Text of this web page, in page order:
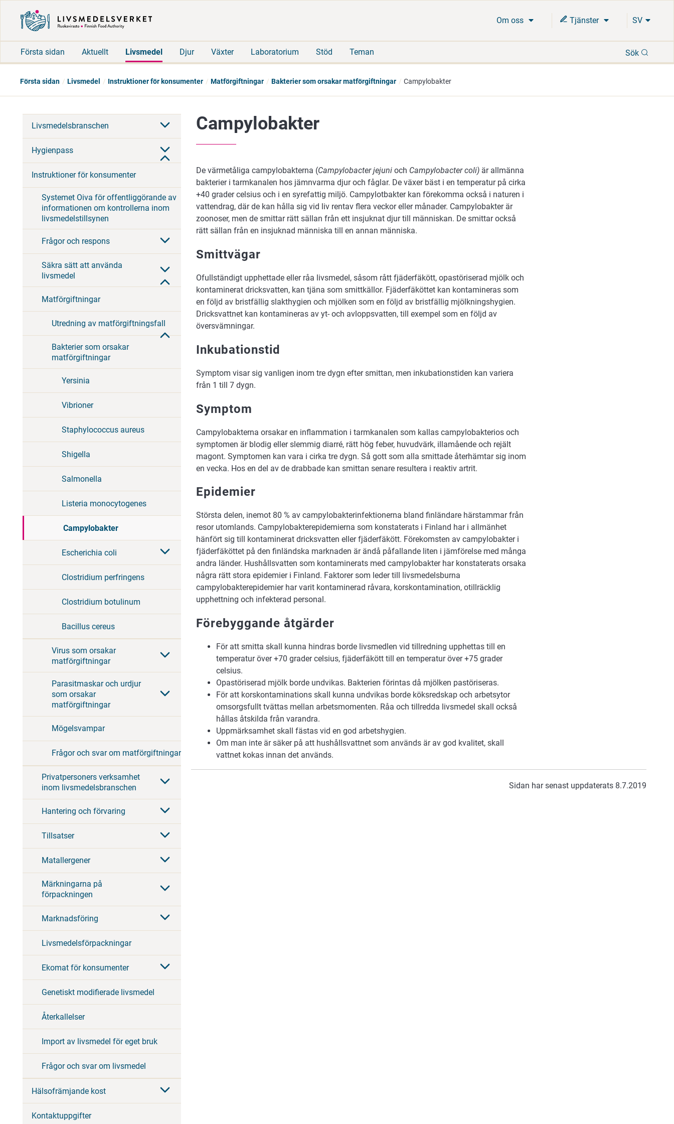
Om oss Tjänster SV
Första sidan Aktuellt Livsmedel Djur Växter Laboratorium Stöd Teman Sök
Första sidan Livsmedel Instruktioner för konsumenter Matförgiftningar Bakterier som orsakar matförgiftningar Campylobakter
Livsmedelsbranschen
Hygienpass
Instruktioner för konsumenter
Systemet Oiva för offentliggörande av
informationen om kontrollerna inom
livsmedelstillsynen
Frågor och respons
Säkra sätt att använda
livsmedel
Matförgiftningar
Utredning av matförgiftningsfall
Bakterier som orsakar
matförgiftningar
Yersinia
Vibrioner
Staphylococcus aureus
Shigella
Salmonella
Listeria monocytogenes
Campylobakter
Escherichia coli
Clostridium perfringens
Clostridium botulinum
Bacillus cereus
Virus som orsakar
matförgiftningar
Parasitmaskar och urdjur
som orsakar
matförgiftningar
Mögelsvampar
Frågor och svar om matförgiftningar
Privatpersoners verksamhet
inom livsmedelsbranschen
Hantering och förvaring
Tillsatser
Matallergener
Märkningarna på
förpackningen
Marknadsföring
Livsmedelsförpackningar
Ekomat för konsumenter
Genetiskt modifierade livsmedel
Återkallelser
Import av livsmedel för eget bruk
Frågor och svar om livsmedel
Hälsofrämjande kost
Kontaktuppgifter
Campylobakter
De värmetåliga campylobakterna (Campylobacter jejuni och Campylobacter coli) är allmänna
bakterier i tarmkanalen hos jämnvarma djur och fåglar. De växer bäst i en temperatur på cirka
+40 grader celsius och i en syrefattig miljö. Campylotbakter kan förekomma också i naturen i
vattendrag, där de kan hålla sig vid liv rentav flera veckor eller månader. Campylobakter är
zoonoser, men de smittar rätt sällan från ett insjuknat djur till människan. De smittar också
rätt sällan från en insjuknad människa till en annan människa.
Smittvägar
Ofullständigt upphettade eller råa livsmedel, såsom rått fjäderfäkött, opastöriserad mjölk och
kontaminerat dricksvatten, kan tjäna som smittkällor. Fjäderfäköttet kan kontamineras som
en följd av bristfällig slakthygien och mjölken som en följd av bristfällig mjölkningshygien.
Dricksvattnet kan kontamineras av yt- och avloppsvatten, till exempel som en följd av
översvämningar.
Inkubationstid
Symptom visar sig vanligen inom tre dygn efter smittan, men inkubationstiden kan variera
från 1 till 7 dygn.
Symptom
Campylobakterna orsakar en inflammation i tarmkanalen som kallas campylobakterios och
symptomen är blodig eller slemmig diarré, rätt hög feber, huvudvärk, illamående och rejält
magont. Symptomen kan vara i cirka tre dygn. Så gott som alla smittade återhämtar sig inom
en vecka. Hos en del av de drabbade kan smittan senare resultera i reaktiv artrit.
Epidemier
Största delen, inemot 80 % av campylobakterinfektionerna bland finländare härstammar från
resor utomlands. Campylobakterepidemierna som konstaterats i Finland har i allmänhet
hänfört sig till kontaminerat dricksvatten eller fjäderfäkött. Förekomsten av campylobakter i
fjäderfäköttet på den finländska marknaden är ändå påfallande liten i jämförelse med många
andra länder. Hushållsvatten som kontaminerats med campylobakter har konstaterats orsaka
några rätt stora epidemier i Finland. Faktorer som leder till livsmedelsburna
campylobakterepidemier har varit kontaminerad råvara, korskontamination, otillräcklig
upphettning och infekterad personal.
Förebyggande åtgärder
För att smitta skall kunna hindras borde livsmedlen vid tillredning upphettas till en
temperatur över +70 grader celsius, fjäderfäkött till en temperatur över +75 grader
celsius.
Opastöriserad mjölk borde undvikas. Bakterien förintas då mjölken pastöriseras.
För att korskontaminations skall kunna undvikas borde köksredskap och arbetsytor
omsorgsfullt tvättas mellan arbetsmomenten. Råa och tillredda livsmedel skall också
hållas åtskilda från varandra.
Uppmärksamhet skall fästas vid en god arbetshygien.
Om man inte är säker på att hushållsvattnet som används är av god kvalitet, skall
vattnet kokas innan det används.
Sidan har senast uppdaterats 8.7.2019